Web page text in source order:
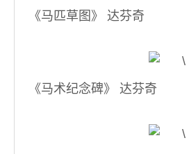
《马匹草图》 达芬奇
《马术纪念碑》 达芬奇